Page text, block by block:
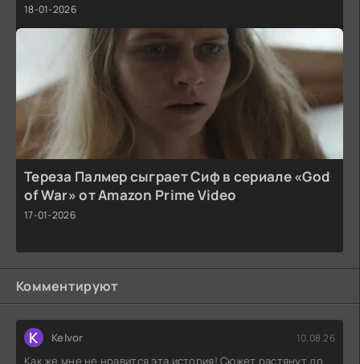
18-01-2026
Тереза Палмер сыграет Сиф в сериале «God
of War» от Amazon Prime Video
17-01-2026
Комментируют
K Kelvor 10.08.26
Как же мне не нравится эта история! Сюжет растянут до